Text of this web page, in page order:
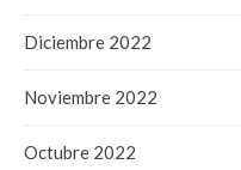
Diciembre 2022
Noviembre 2022
Octubre 2022